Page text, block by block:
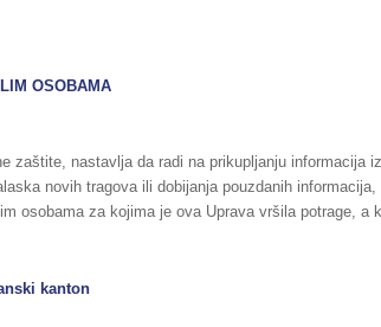
OSOBAMA
zaštite, nastavlja da radi na prikupljanju informacija
novih tragova ili dobijanja pouzdanih
osobama za kojima je ova Uprava vršila potrage, a
kanton